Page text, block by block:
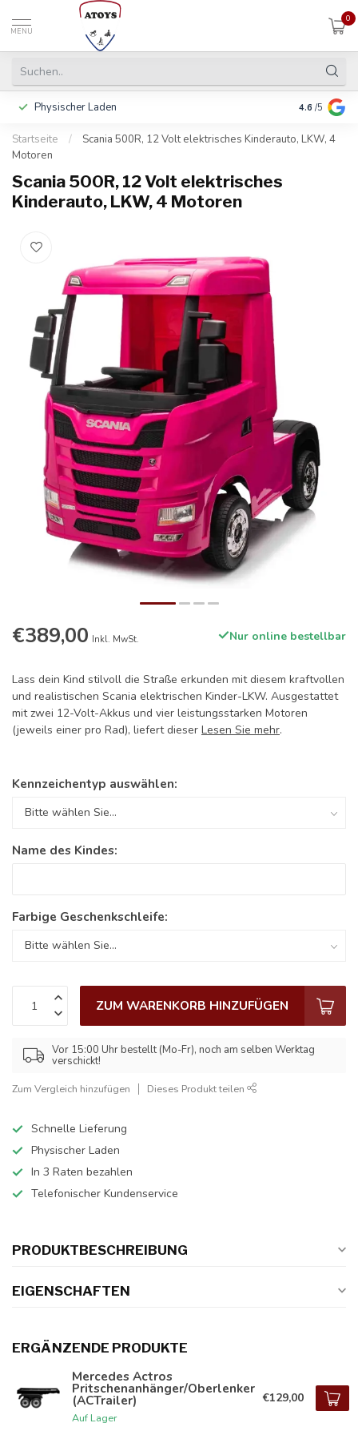
MENU
0
Physischer Laden In 3 Raten
4.6 /5
Startseite /
Scania 500R, 12 Volt elektrisches Kinderauto, LKW, 4
Motoren
Scania 500R, 12 Volt elektrisches
Kinderauto, LKW, 4 Motoren
€389,00 Inkl. MwSt. Nur online bestellbar
Lass dein Kind stilvoll die Straße erkunden mit diesem kraftvollen
und realistischen Scania elektrischen Kinder-LKW. Ausgestattet
mit zwei 12-Volt-Akkus und vier leistungsstarken Motoren
(jeweils einer pro Rad), liefert dieser Lesen Sie mehr.
Kennzeichentyp auswählen:
Name des Kindes:
Farbige Geschenkschleife:
ZUM WARENKORB HINZUFÜGEN
Vor 15:00 Uhr bestellt (Mo-Fr), noch am selben Werktag
verschickt!
Zum Vergleich hinzufügen Dieses Produkt teilen
Schnelle Lieferung
Physischer Laden
In 3 Raten bezahlen
Telefonischer Kundenservice
PRODUKTBESCHREIBUNG
EIGENSCHAFTEN
ERGÄNZENDE PRODUKTE
Mercedes Actros
Pritschenanhänger/Oberlenker
(ACTrailer)
Auf Lager
€129,00